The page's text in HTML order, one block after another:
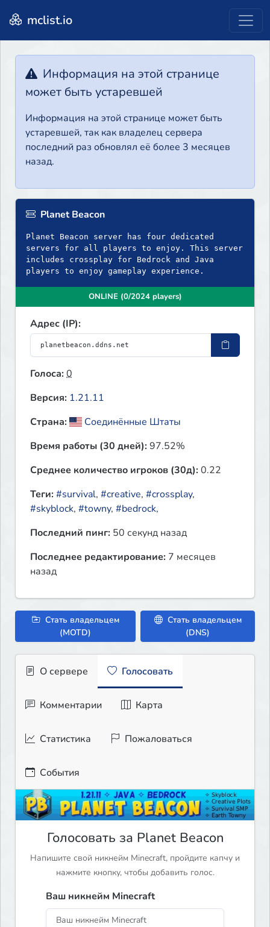
mclist.io
Информация на этой странице
может быть устаревшей
Информация на этой странице может быть
устаревшей, так как владелец сервера
последний раз обновлял её более 3 месяцев
назад.
Planet Beacon
Planet Beacon server has four dedicated
servers for all players to enjoy. This server
includes crossplay for Bedrock and Java
players to enjoy gameplay experience.
ONLINE (0/2024 players)
Адрес (IP):
Голоса:0
Версия: 1.21.11
Страна:
Соединённые Штаты
Время работы (30 дней):97.52%
Среднее количество игроков (30д):0.22
Теги:#survival, #creative, #crossplay,
#skyblock, #towny, #bedrock,
Последний пинг: 50 секунд назад
Последнее редактирование: 7 месяцев
назад
Стать владельцем
(MOTD)
Стать владельцем
(DNS)
О сервере Голосовать
Комментарии Карта
Статистика Пожаловаться
События
Голосовать за Planet Beacon
Напишите свой никнейм Minecraft, пройдите капчу и
нажмите кнопку, чтобы добавить голос.
Ваш никнейм Minecraft